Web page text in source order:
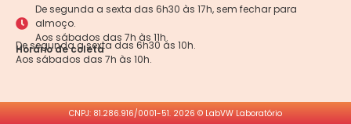
De segunda a sexta das 6h30 às 17h, sem fechar para
almoço.
Aos sábados das 7h às 11h.
Horário de coleta
De segunda a sexta das 6h30 às 10h.
Aos sábados das 7h às 10h.
CNPJ: 81.286.916/0001-51. 2026 © LabVW Laboratório